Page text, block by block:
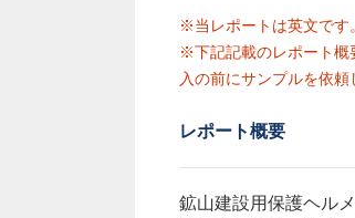
※当レポートは英文です
※下記記載のレポート概
入の前にサンプルを依頼
レポート概要
鉱山建設用保護ヘル